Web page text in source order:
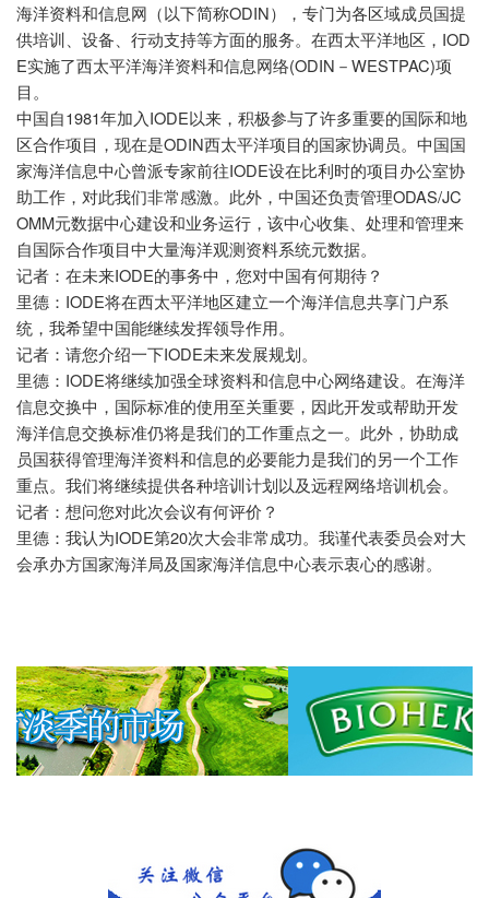
海洋资料和信息网（以下简称ODIN），专门为各区域成员国提
供培训、设备、行动支持等方面的服务。在西太平洋地区， IOD
E实施了西太平洋海洋资料和信息网络(ODIN － WESTPAC)项
目。
中国自1981年加入IODE以来，积极参与了许多重要的国际和地
区合作项目，现在是ODIN西太平洋项目的国家协调员。中国国
家海洋信息中心曾派专家前往IODE设在比利时的项目办公室协
助工作，对此我们非常感激。此外，中国还负责管理ODAS/JC
OMM元数据中心建设和业务运行，该中心收集、处理和管理来
自国际合作项目中大量海洋观测资料系统元数据。
记者：在未来IODE的事务中，您对中国有何期待？
里德： IODE将在西太平洋地区建立一个海洋信息共享门户系
统，我希望中国能继续发挥领导作用。
记者：请您介绍一下IODE未来发展规划。
里德： IODE将继续加强全球资料和信息中心网络建设。在海洋
信息交换中，国际标准的使用至关重要，因此开发或帮助开发
海洋信息交换标准仍将是我们的工作重点之一。此外，协助成
员国获得管理海洋资料和信息的必要能力是我们的另一个工作
重点。我们将继续提供各种培训计划以及远程网络培训机会。
记者：想问您对此次会议有何评价？
里德：我认为IODE第20次大会非常成功。我谨代表委员会对大
会承办方国家海洋局及国家海洋信息中心表示衷心的感谢。